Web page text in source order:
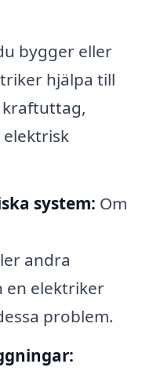
bygger eller
hjälpa till
system: Om
andra
en elektriker
problem.